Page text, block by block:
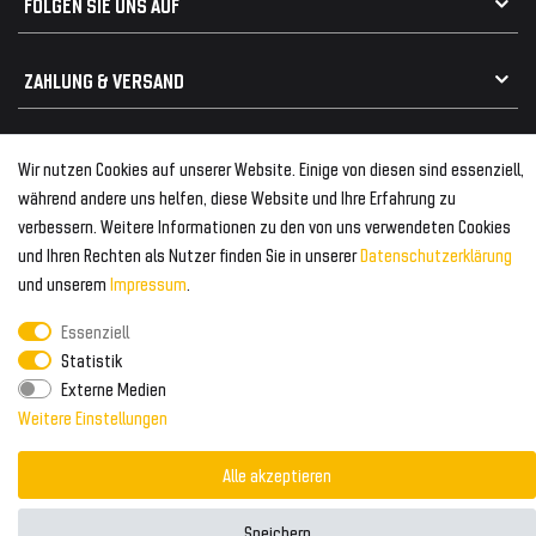
Wir nutzen Cookies auf unserer Website. Einige von diesen sind essenziell,
während andere uns helfen, diese Website und Ihre Erfahrung zu
verbessern. Weitere Informationen zu den von uns verwendeten Cookies
und Ihren Rechten als Nutzer finden Sie in unsererDaten­schutz­erklärung
und unserem Impressum.
Essenziell
Statistik
Externe Medien
Weitere Einstellungen
Alle akzeptieren
Kühlergrill
Rückleuchten
ZAHLUNG & VERSAND
Zahlungsanbieter
Versand & Zahlung
WELTWEITER VERSAND
© 2026 Tuning Fanatics Powered by